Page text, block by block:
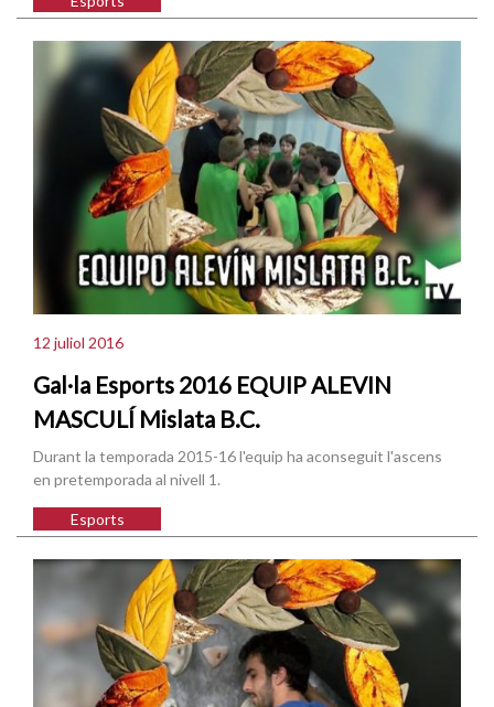
12 juliol 2016
Gal·la Esports 2016 EQUIP ALEVIN
MASCULÍ Mislata B.C.
Durant la temporada 2015-16 l'equip ha aconseguit l'ascens
en pretemporada al nivell 1.
Esports